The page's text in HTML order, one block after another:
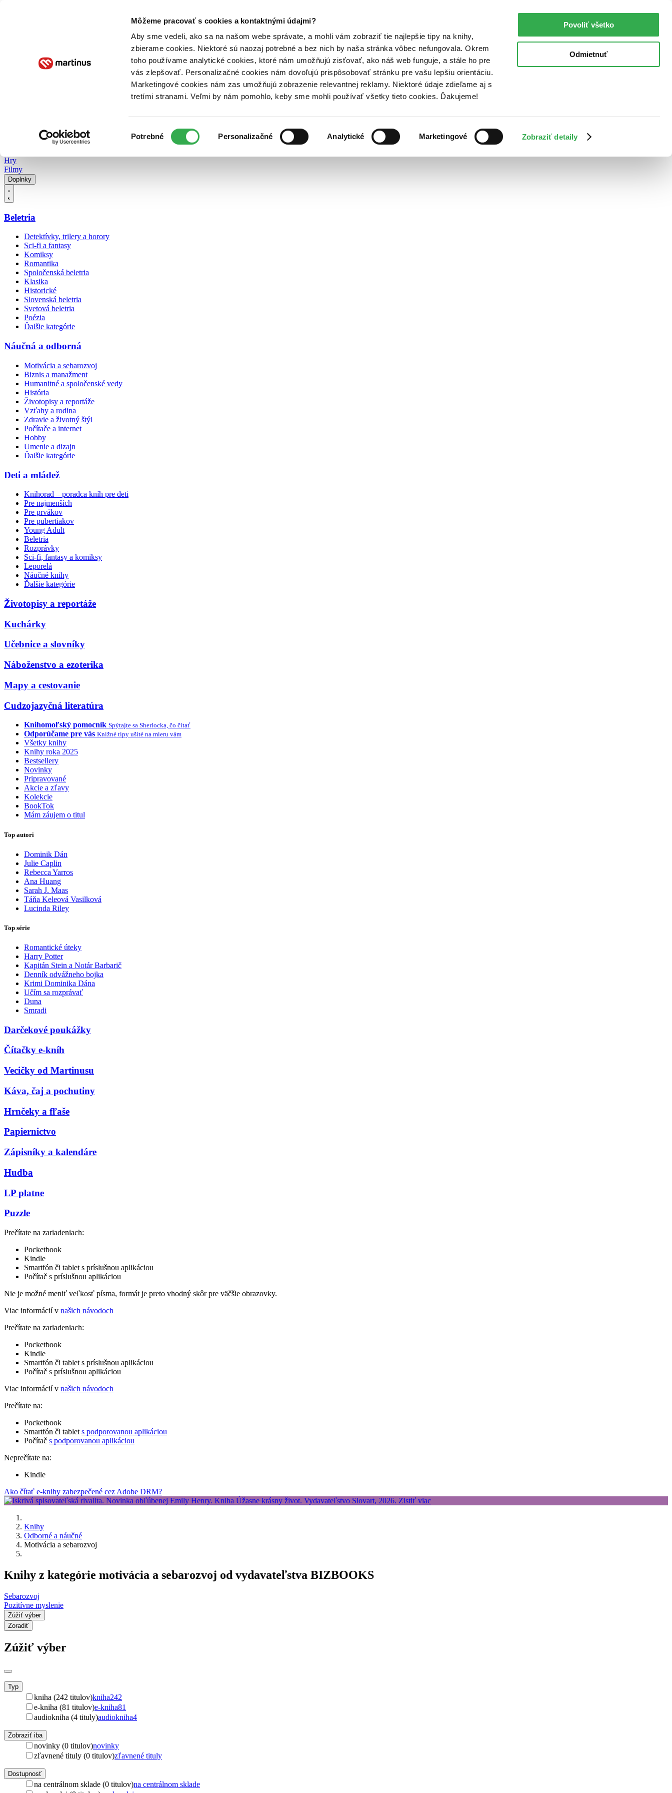
Môžeme pracovať s cookies a kontaktnými údajmi?
Aby sme vedeli, ako sa na našom webe správate, a mohli vám zobraziť tie najlepšie tipy na knihy,
zbierame cookies. Niektoré sú naozaj potrebné a bez nich by naša stránka vôbec nefungovala. Okrem
toho používame analytické cookies, ktoré nám umožňujú zisťovať, ako náš web funguje, a stále ho pre
vás zlepšovať. Personalizačné cookies nám dovoľujú prispôsobovať stránku pre vašu lepšiu orientáciu.
Marketingové cookies nám zas umožňujú zobrazenie relevantnej reklamy. Niektoré údaje zdieľame aj s
tretími stranami. Veľmi by nám pomohlo, keby sme mohli používať všetky tieto cookies. Ďakujeme!
súhlasu
Potrebné Personalizačné Analytické Marketingové Zobraziť detaily
Povoliť všetko
Odmietnuť
Poukážky Kontakt
Hry
Filmy
Doplnky
Beletria
Detektívky, trilery a horory
Sci-fi a fantasy
Komiksy
Romantika
Spoločenská beletria
Klasika
Historické
Slovenská beletria
Svetová beletria
Poézia
Ďalšie kategórie
Náučná a odborná
Motivácia a sebarozvoj
Biznis a manažment
Humanitné a spoločenské vedy
História
Životopisy a reportáže
Vzťahy a rodina
Zdravie a životný štýl
Počítače a internet
Hobby
Umenie a dizajn
Ďalšie kategórie
Deti a mládež
Knihorad – poradca kníh pre deti
Pre najmenších
Pre prvákov
Pre pubertiakov
Young Adult
Beletria
Rozprávky
Sci-fi, fantasy a komiksy
Leporelá
Náučné knihy
Ďalšie kategórie
Životopisy a reportáže
Kuchárky
Učebnice a slovníky
Náboženstvo a ezoterika
Mapy a cestovanie
Cudzojazyčná literatúra
Knihomoľský pomocník Spýtajte sa Sherlocka, čo čítať
Odporúčame pre vás Knižné tipy ušité na mieru vám
Všetky knihy
Knihy roka 2025
Bestsellery
Novinky
Pripravované
Akcie a zľavy
Kolekcie
BookTok
Mám záujem o titul
Top autori
Dominik Dán
Julie Caplin
Rebecca Yarros
Ana Huang
Sarah J. Maas
Táňa Keleová Vasilková
Lucinda Riley
Top série
Romantické úteky
Harry Potter
Kapitán Stein a Notár Barbarič
Denník odvážneho bojka
Krimi Dominika Dána
Učím sa rozprávať
Duna
Smradi
Darčekové poukážky
Čítačky e-kníh
Vecičky od Martinusu
Káva, čaj a pochutiny
Hrnčeky a fľaše
Papiernictvo
Zápisníky a kalendáre
Hudba
LP platne
Puzzle
Prečítate na zariadeniach:
Pocketbook
Kindle
Smartfón či tablet s príslušnou aplikáciou
Počítač s príslušnou aplikáciou
Nie je možné meniť veľkosť písma, formát je preto vhodný skôr pre väčšie obrazovky.
Viac informácií v našich návodoch
Prečítate na zariadeniach:
Pocketbook
Kindle
Smartfón či tablet s príslušnou aplikáciou
Počítač s príslušnou aplikáciou
Viac informácií v našich návodoch
Prečítate na:
Pocketbook
Smartfón či tablet s podporovanou aplikáciou
Počítač s podporovanou aplikáciou
Neprečítate na:
Kindle
Ako čítať e-knihy zabezpečené cez Adobe DRM?
Knihy
Odborné a náučné
Motivácia a sebarozvoj
Knihy z kategórie motivácia a sebarozvoj od vydavateľstva BIZBOOKS
Sebarozvoj
Pozitívne myslenie
Zúžiť výber
Zoradiť
Zúžiť výber
Typ
kniha (242 titulov)kniha242
e-kniha (81 titulov)e-kniha81
audiokniha (4 tituly)audiokniha4
Zobraziť iba
novinky (0 titulov)novinky
zľavnené tituly (0 titulov)zľavnené tituly
Dostupnosť
na centrálnom sklade (0 titulov)na centrálnom sklade